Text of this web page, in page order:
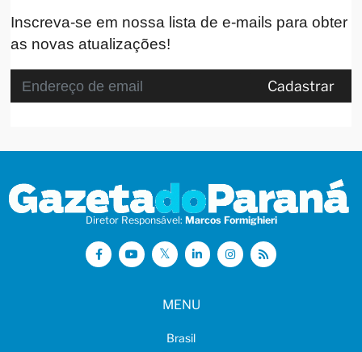
Inscreva-se em nossa lista de e-mails para obter
as novas atualizações!
Cadastrar
Diretor Responsável: Marcos Formighieri
MENU
Brasil